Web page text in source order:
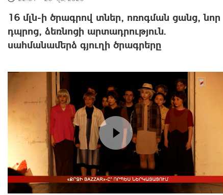
16 մլն-ի ծրագրով տներ, ոռոգման ցանց, նոր
դպրոց, ձեռնոցի արտադրություն.
սահմանամերձ գյուղի ծրագրերը